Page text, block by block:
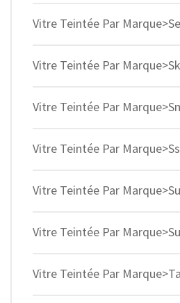
Vitre Teintée Par
Vitre Teintée Par
Vitre Teintée Par
Vitre Teintée Par
Vitre Teintée Par
Vitre Teintée Par
Vitre Teintée Par